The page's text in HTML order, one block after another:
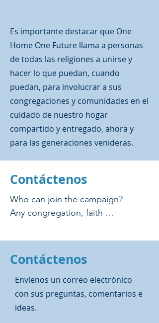
Es importante destacar que One
Home One Future llama a personas
de todas las religiones a unirse y
hacer lo que puedan, cuando
puedan, para involucrar a sus
congregaciones y comunidades en el
cuidado de nuestro hogar
compartido y entregado, ahora y
para las generaciones venideras.
Contáctenos
Who can join the campaign?
Any congregation, faith
person, or person of faith.
Are there costs associated with
this campaign?
Participation in this campaign is
free. All trainings, webinars, and
Contáctenos
Envíenos un correo electrónico
con sus preguntas, comentarios e
ideas.